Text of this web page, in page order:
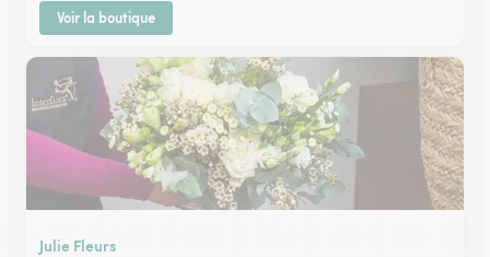
Voir la boutique
Julie Fleurs